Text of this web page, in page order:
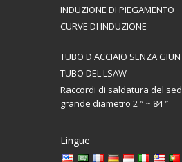
INDUZIONE DI PIEGAMENTO
CURVE DI INDUZIONE
TUBO D'ACCIAIO SENZA
TUBO DEL LSAW
Raccordi di saldatura del
grande diametro 2 ″ ~ 84 ″
Lingue